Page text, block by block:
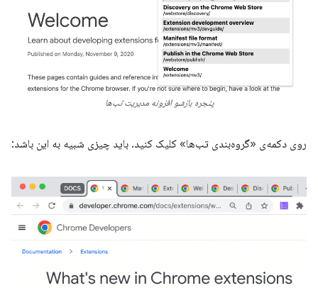
پنجره بازشو افزونه مدیریت تب‌ها
روی دکمه‌ی «گروه‌بندی تب‌ها» کلیک کنید. باید چیزی شبیه به این باشد: